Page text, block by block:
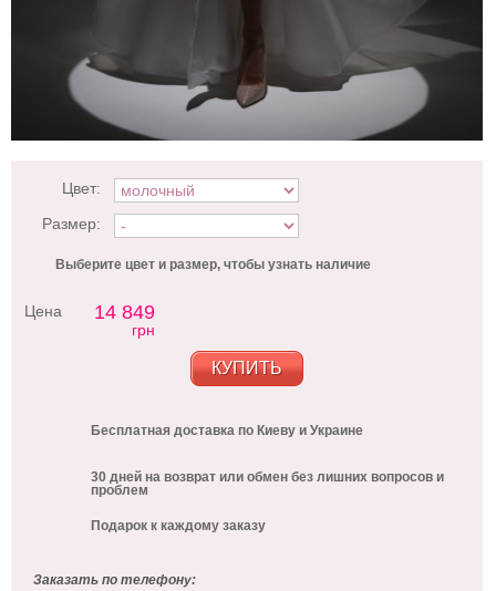
Цвет:
Размер:
Выберите цвет и размер, чтобы узнать наличие
Цена 14 849
грн
КУПИТЬ
Бесплатная доставка по Киеву и Украине
30 дней на возврат или обмен без лишних вопросов и
проблем
Подарок к каждому заказу
Заказать по телефону: